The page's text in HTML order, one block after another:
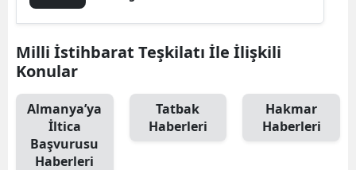
Milli İstihbarat Teşkilatı İle İlişkili
Konular
Almanya’ya
İltica
Başvurusu
Haberleri
Tatbak
Haberleri
Hakmar
Haberleri